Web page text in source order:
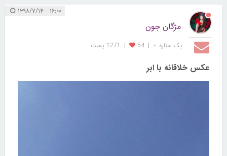
۱۶:۰۰ ۱۳۹۸/۷/۱۴
مژگان جون
یک ستاره ⋆ |
54
| 1271 پست
عکس خلاقانه با ابر